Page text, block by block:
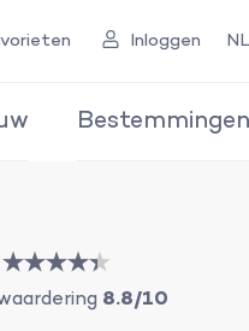
Inloggen NL
Bestemmingen
8.8/10